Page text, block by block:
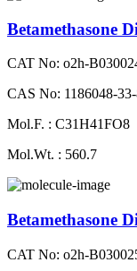
Betamethasone
CAT No: o2h-
CAS No: 1186048-
Mol.F. : C31H41FO8
Mol.Wt. : 560.7
Betamethasone
CAT No: o2h-